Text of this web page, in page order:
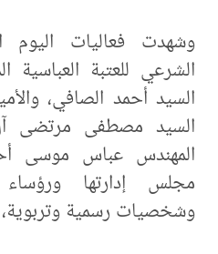
وشهدت فعاليات اليوم
الشرعي للعتبة العباسية
السيد أحمد الصافي،
السيد مصطفى مرتضى
المهندس عباس موسى
مجلس إدارتها ورؤساء
وشخصيات رسمية وتربوية،